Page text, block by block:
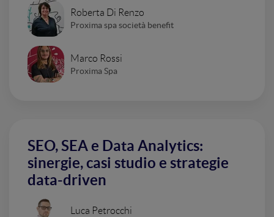
Roberta Di Renzo
Proxima spa società benefit
Marco Rossi
Proxima Spa
SEO, SEA e Data Analytics:
sinergie, casi studio e strategie
data-driven
Luca Petrocchi